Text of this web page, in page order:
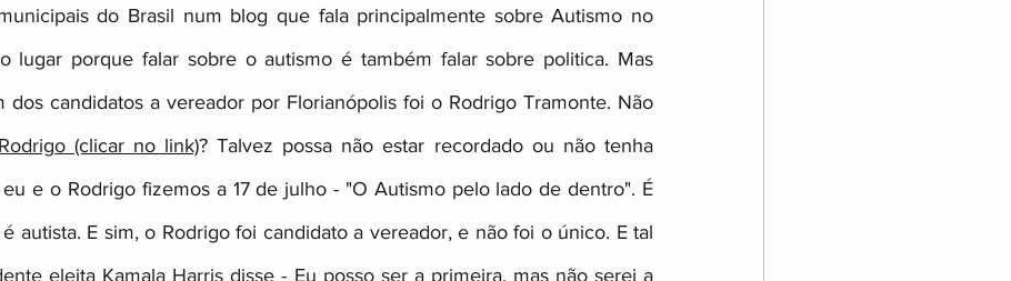
Other Raizes invisiveis
do Brasil num blog que fala principalmente sobre Autismo no
lugar porque falar sobre o autismo é também falar sobre politica. Mas
dos candidatos a vereador por Florianópolis foi o Rodrigo Tramonte. Não
Rodrigo (clicar no link)? Talvez possa não estar recordado ou não tenha
e o Rodrigo fizemos a 17 de julho - "O Autismo pelo lado de dentro". É
autista. E sim, o Rodrigo foi candidato a vereador, e não foi o único. E tal
eleita Kamala Harris disse - Eu posso ser a primeira, mas não serei a